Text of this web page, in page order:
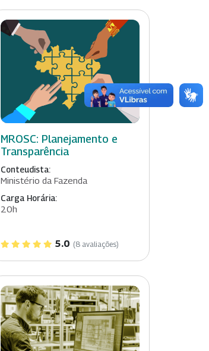
MROSC: Planejamento e
Transparência
Conteudista:
Ministério da Fazenda
Carga Horária:
20h
5.0 (8 avaliações)